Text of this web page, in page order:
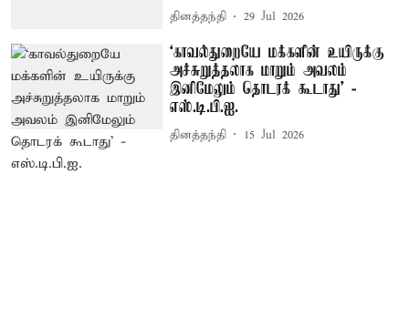
தினத்தந்தி 29 Jul 2026
‘காவல்துறையே மக்களின் உயிருக்கு
அச்சுறுத்தலாக மாறும் அவலம்
இனிமேலும் தொடரக் கூடாது’ -
எஸ்.டி.பி.ஐ.
தினத்தந்தி 15 Jul 2026